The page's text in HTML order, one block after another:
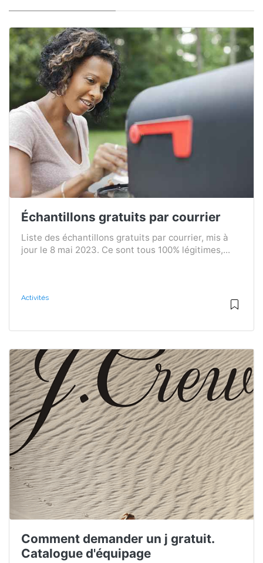
Échantillons gratuits par courrier
Liste des échantillons gratuits par courrier, mis à
jour le 8 mai 2023. Ce sont tous 100% légitimes,...
Activités
Comment demander un j gratuit.
Catalogue d'équipage